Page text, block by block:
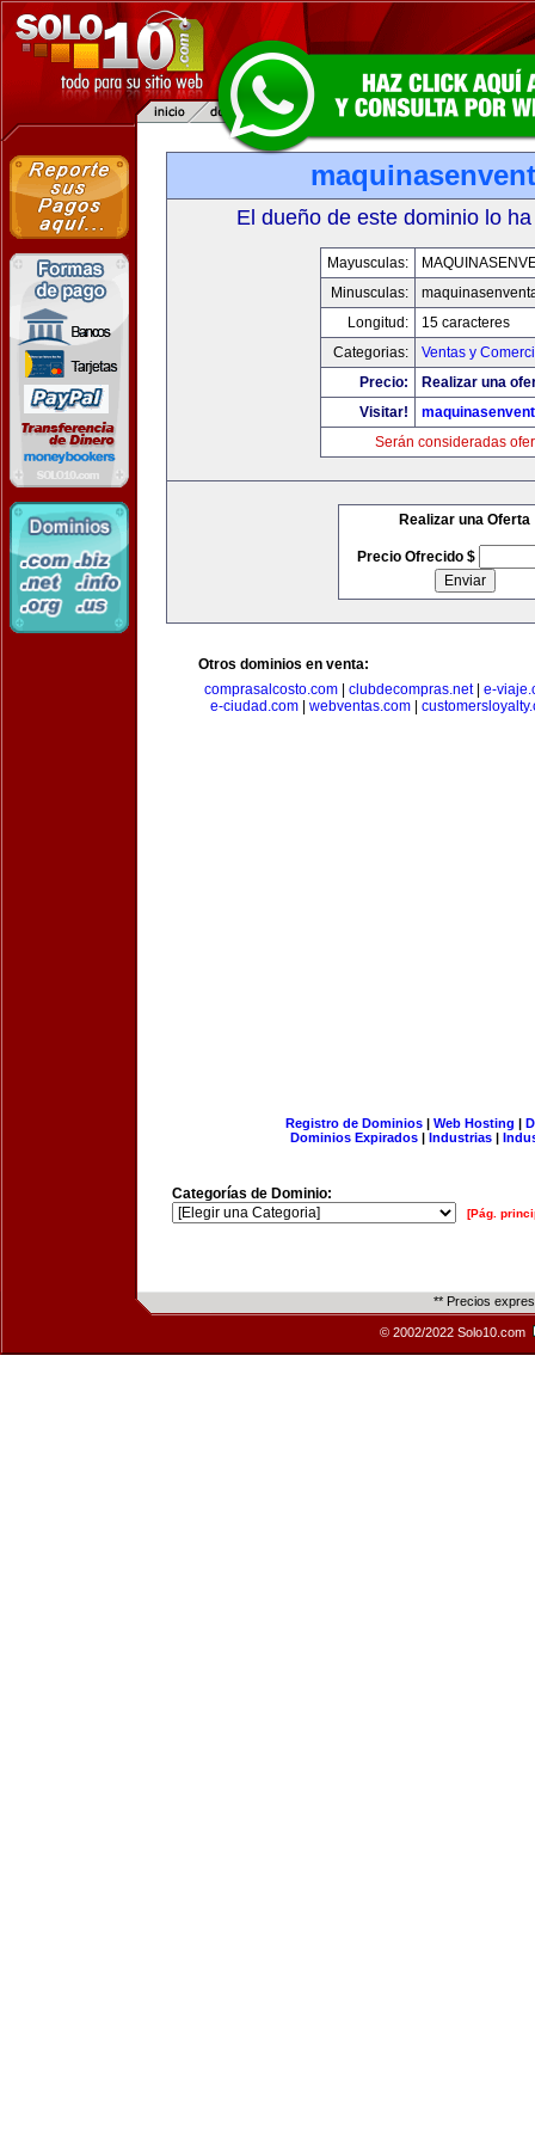
El dueño de este dominio lo
Mayusculas:
Minusculas:
Longitud:
15 caracteres
Categorias:
Ventas y
Precio:
Realizar una
Visitar!
Serán consideradas
Realizar una Oferta
Precio Ofrecido $
Otros dominios en venta:
comprasalcosto.com
clubdecompras.net| e-
e-ciudad.com| webventas.com|
Registro de Dominios| Web Hosting |
Dominios Expirados | Industrias |
Categorías de Dominio:
[Pág.
** Precios
© 2002/2022 Solo10.com